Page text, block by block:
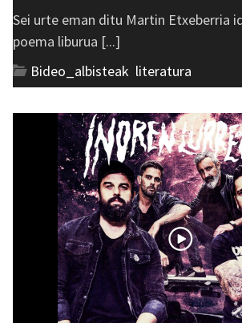
Sei urte eman ditu Martin Etxeberria
poema liburua [...]
Bideo_albisteak literatura